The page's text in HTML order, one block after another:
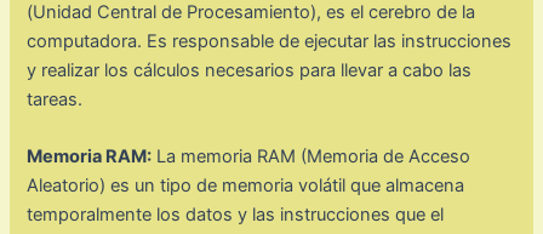
(Unidad Central de Procesamiento), es el cerebro de la
computadora. Es responsable de ejecutar las instrucciones
y realizar los cálculos necesarios para llevar a cabo las
tareas.
Memoria RAM: La memoria RAM (Memoria de Acceso
Aleatorio) es un tipo de memoria volátil que almacena
temporalmente los datos y las instrucciones que el